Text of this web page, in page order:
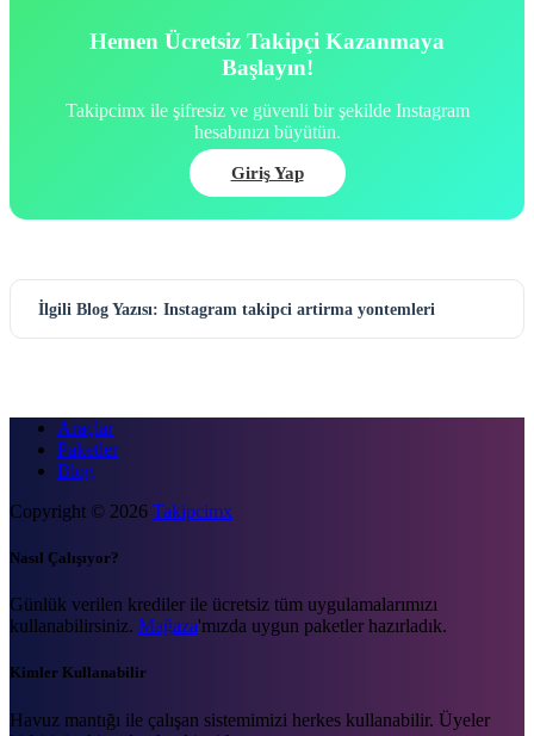
Hemen Ücretsiz Takipçi Kazanmaya
Başlayın!
Takipcimx ile şifresiz ve güvenli bir şekilde Instagram
hesabınızı büyütün.
Giriş Yap
İlgili Blog Yazısı: Instagram takipci artirma yontemleri
Araçlar
Paketler
Blog
Copyright © 2026 Takipcimx
Nasıl Çalışıyor?
Günlük verilen krediler ile ücretsiz tüm uygulamalarımızı
kullanabilirsiniz. Mağaza'mızda uygun paketler hazırladık.
Kimler Kullanabilir
Havuz mantığı ile çalışan sistemimizi herkes kullanabilir. Üyeler